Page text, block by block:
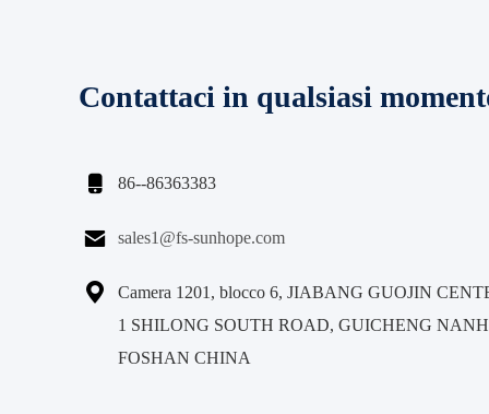
Contattaci in qualsiasi
 86--86363383
 sales1@fs-sunhope.com

Camera 1201, blocco 6, JIABANG GUOJIN
1 SHILONG SOUTH ROAD, GUICHENG
FOSHAN CHINA